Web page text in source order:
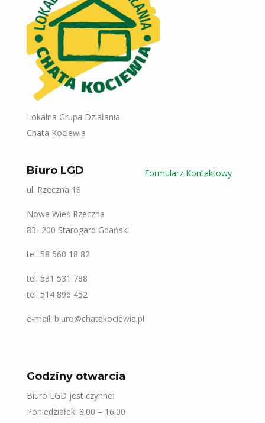
Lokalna Grupa Działania
Chata Kociewia
Biuro LGD
ul. Rzeczna 18
Nowa Wieś Rzeczna
83- 200 Starogard Gdański
tel. 58 560 18 82
tel. 531 531 788
tel. 514 896 452
e-mail: biuro@chatakociewia.pl
Formularz Kontaktowy
Godziny otwarcia
Biuro LGD jest czynne:
Poniedziałek: 8:00 – 16:00